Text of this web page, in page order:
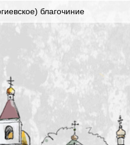
благочиние